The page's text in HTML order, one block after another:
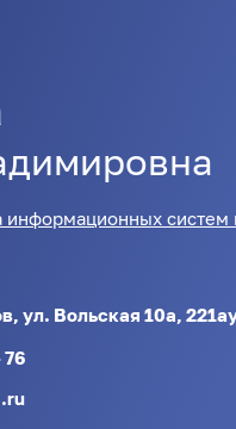
информационных систем
ул. Вольская 10а,
76